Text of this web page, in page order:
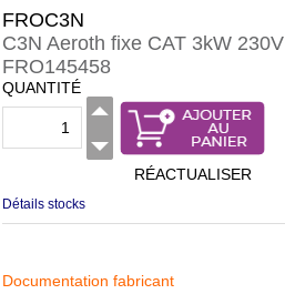
FROC3N
C3N Aeroth fixe CAT 3kW 230V
FRO145458
QUANTITÉ
RÉACTUALISER
Détails stocks
Documentation fabricant